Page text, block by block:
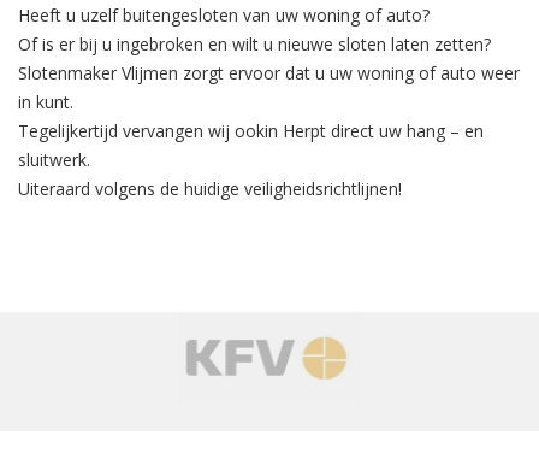
Heeft u uzelf buitengesloten van uw woning of auto?
Of is er bij u ingebroken en wilt u nieuwe sloten laten zetten?
Slotenmaker Vlijmen zorgt ervoor dat u uw woning of auto weer
in kunt.
Tegelijkertijd vervangen wij ookin Herpt direct uw hang – en
sluitwerk.
Uiteraard volgens de huidige veiligheidsrichtlijnen!